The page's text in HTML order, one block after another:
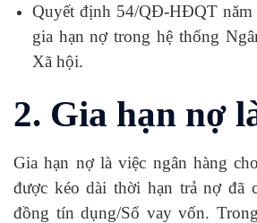
Quyết định 54/QĐ-HĐQT
gia hạn nợ trong hệ thống
Xã hội.
2. Gia hạn nợ
Gia hạn nợ là việc ngân hàng
được kéo dài thời hạn trả nợ đã
đồng tín dụng/Sổ vay vốn.